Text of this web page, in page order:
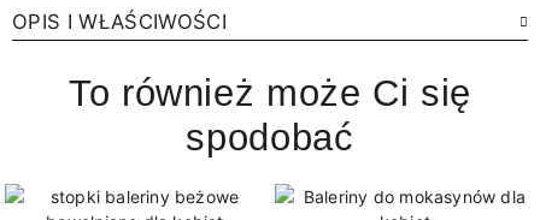
OPIS I WŁAŚCIWOŚCI
To również może Ci się
spodobać